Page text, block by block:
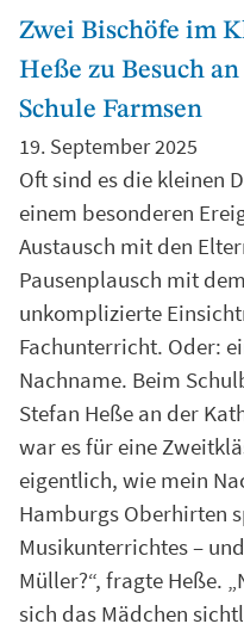
Zwei Bischöfe im
Heße zu Besuch
Schule Farmsen
19. September 2025
Oft sind es die kleinen
einem besonderen
Austausch mit den
Pausenplausch mit
unkomplizierte
Fachunterricht. Oder:
Nachname. Beim
Stefan Heße an der
war es für eine
eigentlich, wie mein
Hamburgs Oberhirten
Musikunterrichtes –
Müller?“, fragte Heße.
sich das Mädchen